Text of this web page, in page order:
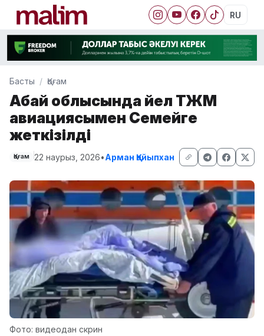
RU
Басты Қоғам
Абай облысында әйел ТЖМ
авиациясымен Семейге
жеткізілді
Қоғам 22 наурыз, 2026•Арман Қайыпхан
Фото: видеодан скрин